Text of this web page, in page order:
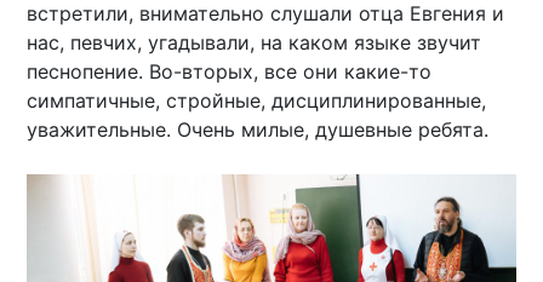
встретили, внимательно слушали отца Евгения и
нас, певчих, угадывали, на каком языке звучит
песнопение. Во-вторых, все они какие-то
симпатичные, стройные, дисциплинированные,
уважительные. Очень милые, душевные ребята.